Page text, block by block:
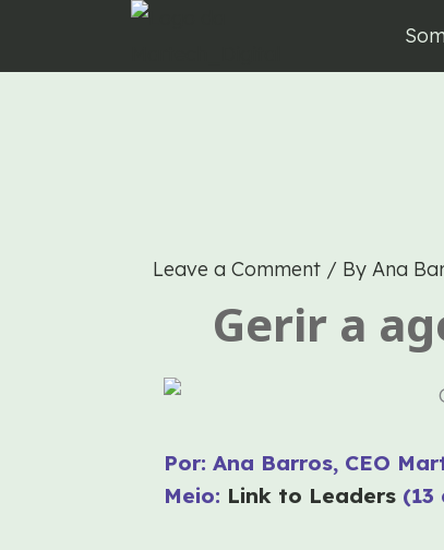
Leave a Comment / ByAna
Gerir a
Por: Ana Barros, CEO
Meio: Link to Leaders (13